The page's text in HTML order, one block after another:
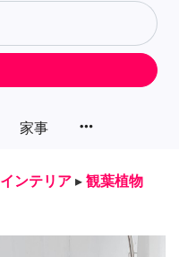
家事 more_horiz
インテリア ▸ 観葉植物